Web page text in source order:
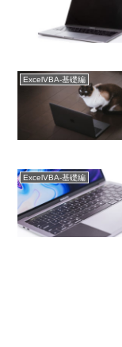
ExcelVBA-基礎編
ExcelVBA-基礎編